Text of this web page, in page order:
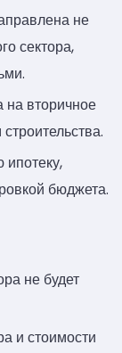
не
сектора,
вторичное
ипотеку,
бюджета.
не будет
и стоимости